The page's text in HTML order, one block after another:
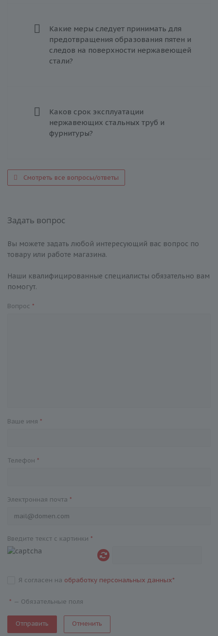
Какие меры следует принимать для
предотвращения образования пятен и
следов на поверхности нержавеющей
стали?
Каков срок эксплуатации
нержавеющих стальных труб и
фурнитуры?
Смотреть все вопросы/ответы
Задать вопрос
Вы можете задать любой интересующий вас вопрос по
товару или работе магазина.
Наши квалифицированные специалисты обязательно вам
помогут.
Вопрос *
Ваше имя *
Телефон *
Электронная почта *
Введите текст с картинки *
Я согласен на обработку персональных данных*
* — Обязательные поля
Отменить